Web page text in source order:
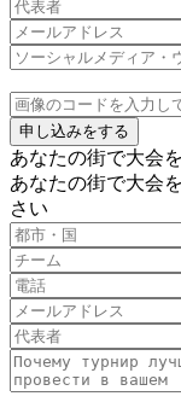
申し込みをする
あなたの街で大会
あなたの街で大会
さい